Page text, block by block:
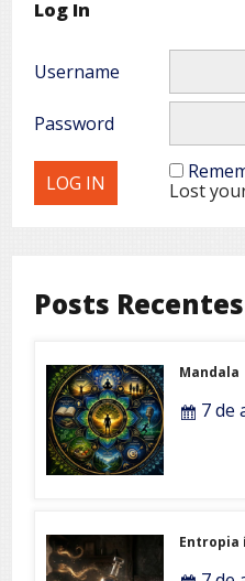
Log In
Username
Password
Lost
Posts Recentes
Mandala
7 de
Entropia